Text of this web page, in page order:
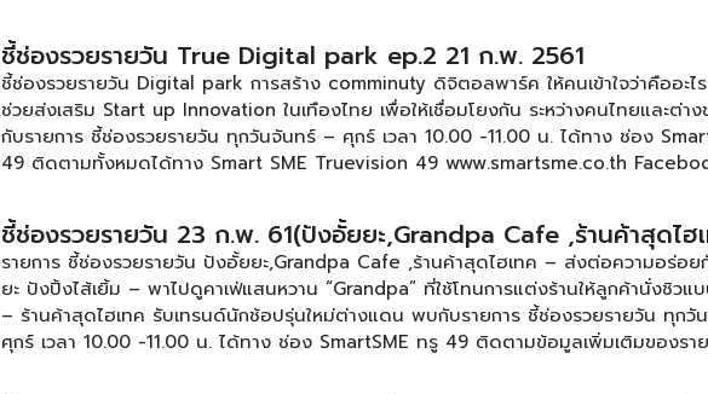
ชี้ช่องรวยรายวัน True Digital park ep.2 21 ก.พ. 2561
ชี้ช่องรวยรายวัน Digital park การสร้าง comminuty ดิจิตอลพาร์ค ให้คนเข้าใจว่าคืออะไร
ช่วยส่งเสริม Start up Innovation ในเทืองไทย เพื่อให้เชื่อมโยงกัน ระหว่างคนไทยและต่า
กับรายการ ชี้ช่องรวยรายวัน ทุกวันจันทร์ – ศุกร์ เวลา 10.00 -11.00 น. ได้ทาง ช่อง
49 ติดตามทั้งหมดได้ทาง Smart SME Truevision 49 www.smartsme.co.th
ชี้ช่องรวยรายวัน 23 ก.พ. 61(ปังอั้ยยะ,Grandpa Cafe ,ร้านค้าสุดไฮ
รายการ ชี้ช่องรวยรายวัน ปังอั้ยยะ,Grandpa Cafe ,ร้านค้าสุดไฮเทค – ส่งต่อความอร่อ
ยะ ปังปิ้งไส้เยิ้ม – พาไปดูคาเฟ่แสนหวาน “Grandpa” ที่ใช้โทนการแต่งร้านให้ลูกค้านั่งชิวแ
– ร้านค้าสุดไฮเทค รับเทรนด์นักช้อปรุ่นใหม่ต่างแดน พบกับรายการ ชี้ช่องรวยรายวัน ทุกวั
ศุกร์ เวลา 10.00 -11.00 น. ได้ทาง ช่อง SmartSME ทรู 49 ติดตามข้อมูลเพิ่มเติมของรา